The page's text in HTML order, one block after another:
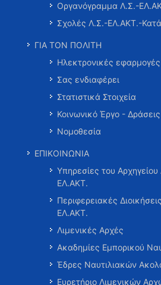
Οργανόγραμμα Λ.Σ.-
Σχολές Λ.Σ.-ΕΛ.ΑΚΤ.-
ΓΙΑ ΤΟΝ ΠΟΛΙΤΗ
Ηλεκτρονικές εφαρμογές
Σας ενδιαφέρει
Στατιστικά Στοιχεία
Κοινωνικό Έργο - Δράσεις
Νομοθεσία
ΕΠΙΚΟΙΝΩΝΙΑ
Υπηρεσίες του
ΕΛ.ΑΚΤ.
Περιφερειακές
ΕΛ.ΑΚΤ.
Λιμενικές Αρχές
Ακαδημίες Εμπορικού
Έδρες Ναυτιλιακών
Ευρετήριο Λιμενικών